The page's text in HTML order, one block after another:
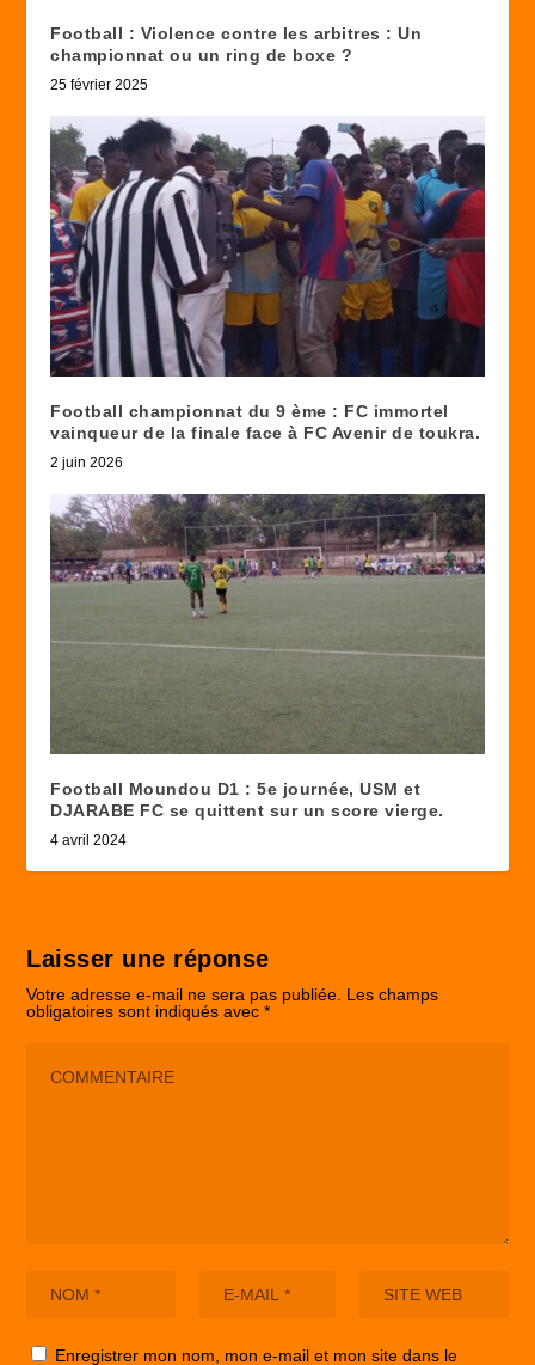
Football : Violence contre les arbitres : Un
championnat ou un ring de boxe ?
25 février 2025
Football championnat du 9 ème : FC immortel
vainqueur de la finale face à FC Avenir de toukra.
2 juin 2026
Football Moundou D1 : 5e journée, USM et
DJARABE FC se quittent sur un score vierge.
4 avril 2024
Laisser une réponse
Votre adresse e-mail ne sera pas publiée. Les champs
obligatoires sont indiqués avec*
Enregistrer mon nom, mon e-mail et mon site dans le